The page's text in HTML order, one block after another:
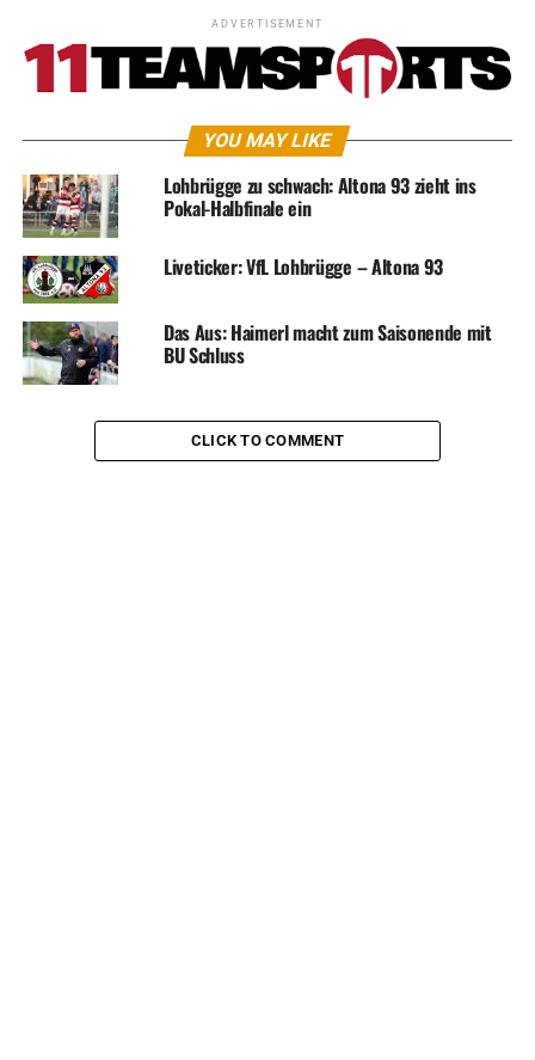
ADVERTISEMENT
YOU MAY LIKE
Lohbrügge zu schwach: Altona 93 zieht ins
Pokal-Halbfinale ein
Liveticker: VfL Lohbrügge – Altona 93
Das Aus: Haimerl macht zum Saisonende mit
BU Schluss
CLICK TO COMMENT